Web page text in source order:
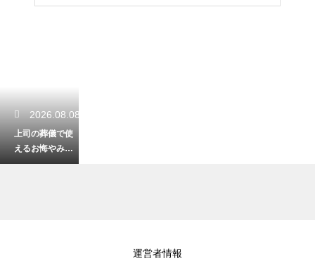
2026.08.08
上司の葬儀で使
えるお悔やみの
例文！失礼のな
運営者情報